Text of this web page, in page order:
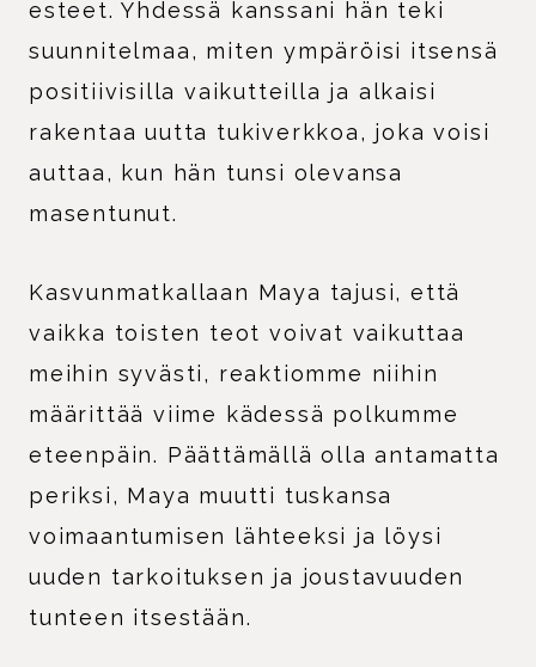
esteet. Yhdessä kanssani hän teki
suunnitelmaa, miten ympäröisi itsensä
positiivisilla vaikutteilla ja alkaisi
rakentaa uutta tukiverkkoa, joka voisi
auttaa, kun hän tunsi olevansa
masentunut.
Kasvunmatkallaan Maya tajusi, että
vaikka toisten teot voivat vaikuttaa
meihin syvästi, reaktiomme niihin
määrittää viime kädessä polkumme
eteenpäin. Päättämällä olla antamatta
periksi, Maya muutti tuskansa
voimaantumisen lähteeksi ja löysi
uuden tarkoituksen ja joustavuuden
tunteen itsestään.